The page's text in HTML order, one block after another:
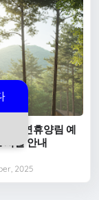
자연휴양림 예
시설 안내
2025